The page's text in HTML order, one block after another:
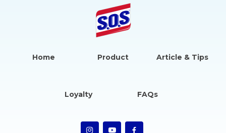
Home Product Article & Tips
Loyalty FAQs